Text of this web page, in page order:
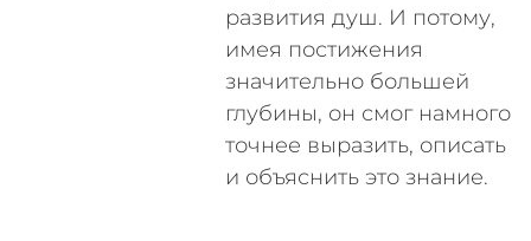
развития душ. И потому,
имея постижения
значительно большей
глубины, он смог намного
точнее выразить, описать
и объяснить это знание.